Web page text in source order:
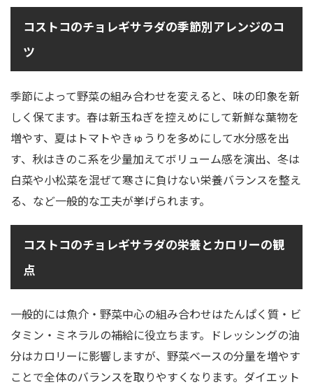
コストコのチョレギサラダの季節別アレンジのコ
ツ
季節によって野菜の組み合わせを変えると、味の印象を新
しく保てます。春は新玉ねぎを控えめにして新鮮な葉物を
増やす、夏はトマトやきゅうりを多めにして水分感を出
す、秋はきのこ系を少量加えてボリューム感を演出、冬は
白菜や小松菜を混ぜて寒さに負けない栄養バランスを整え
る、など一般的な工夫が挙げられます。
コストコのチョレギサラダの栄養とカロリーの観
点
一般的には魚介・野菜中心の組み合わせはたんぱく質・ビ
タミン・ミネラルの補給に役立ちます。ドレッシングの油
分はカロリーに影響しますが、野菜ベースの分量を増やす
ことで全体のバランスを取りやすくなります。ダイエット